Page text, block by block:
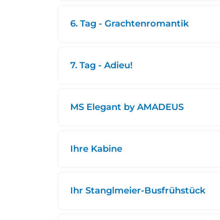
6. Tag - Grachtenromantik
7. Tag - Adieu!
MS Elegant by AMADEUS
Ihre Kabine
Ihr Stanglmeier-Busfrühstück